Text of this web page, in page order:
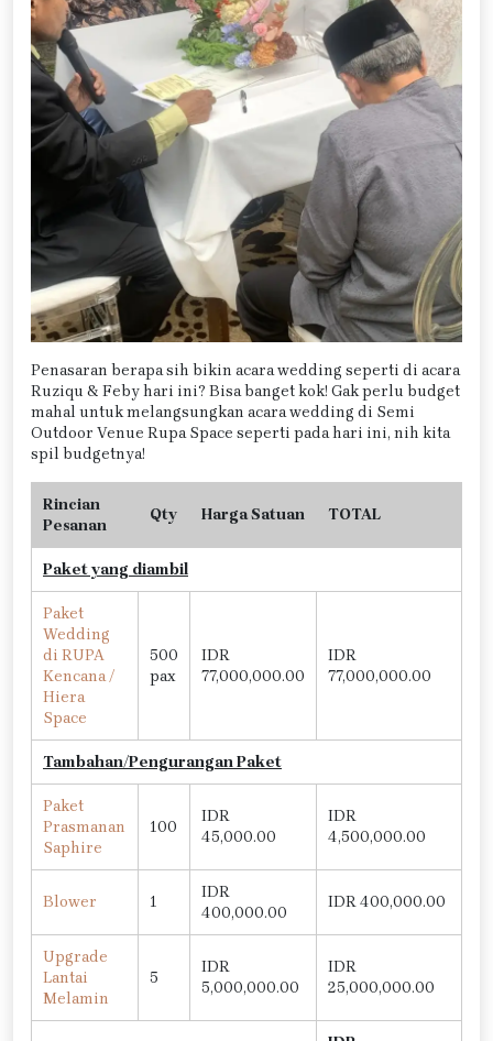
Penasaran berapa sih bikin acara wedding seperti di acara
Ruziqu & Feby hari ini? Bisa banget kok! Gak perlu budget
mahal untuk melangsungkan acara wedding di Semi
Outdoor Venue Rupa Space seperti pada hari ini, nih kita
spil budgetnya!
Rincian
Pesanan
Qty Harga Satuan TOTAL
Paket yang diambil
Paket
Wedding
di RUPA
Kencana /
Hiera
Space
500
pax
IDR
77,000,000.00
IDR
77,000,000.00
Tambahan/Pengurangan Paket
Paket
Prasmanan
Saphire
100
IDR
45,000.00
IDR
4,500,000.00
Blower 1
IDR
400,000.00
IDR 400,000.00
Upgrade
Lantai
Melamin
5
IDR
5,000,000.00
IDR
25,000,000.00